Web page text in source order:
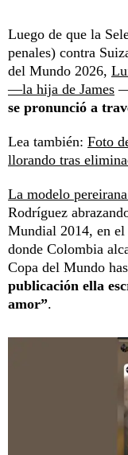
Luego de que la
penales) contra
del Mundo 2026,
—la hija de James —
se pronunció a
Lea también: Foto
llorando tras
La modelo pereirana
Rodríguez
Mundial 2014, en
donde Colombia
Copa del Mundo
publicación ella
amor”.